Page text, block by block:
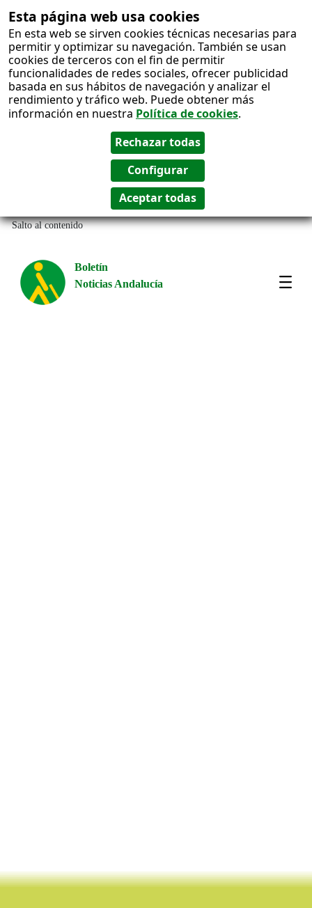
Esta página web usa cookies
En esta web se sirven cookies técnicas necesarias para
permitir y optimizar su navegación. También se usan
cookies de terceros con el fin de permitir
funcionalidades de redes sociales, ofrecer publicidad
basada en sus hábitos de navegación y analizar el
rendimiento y tráfico web. Puede obtener más
información en nuestra Política de cookies.
Salto al contenido
Boletín
Noticias Andalucía